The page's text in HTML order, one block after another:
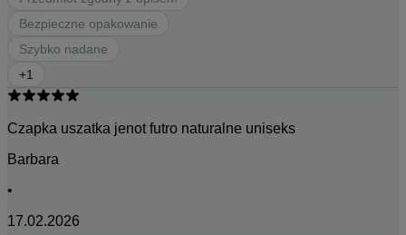
Bezpieczne opakowanie
Szybko nadane
+1
Czapka uszatka jenot futro naturalne uniseks
Barbara
•
17.02.2026